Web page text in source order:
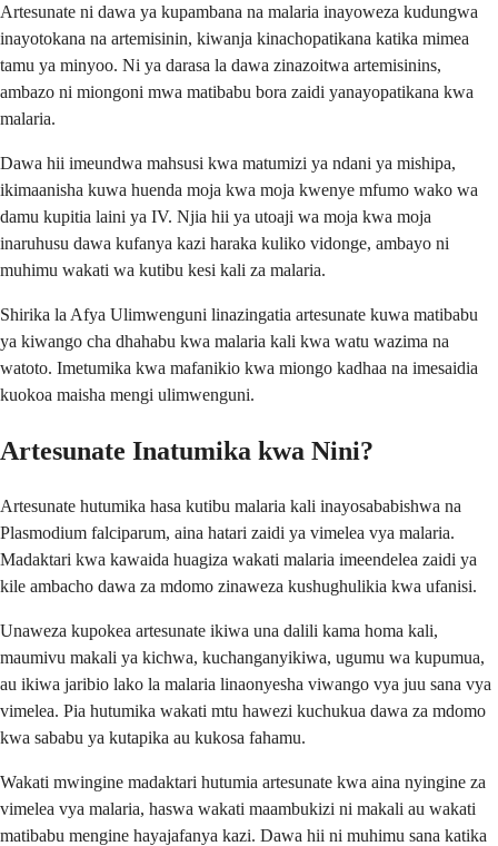
Artesunate ni dawa ya kupambana na malaria inayoweza kudungwa
inayotokana na artemisinin, kiwanja kinachopatikana katika mimea
tamu ya minyoo. Ni ya darasa la dawa zinazoitwa artemisinins,
ambazo ni miongoni mwa matibabu bora zaidi yanayopatikana kwa
malaria.
Dawa hii imeundwa mahsusi kwa matumizi ya ndani ya mishipa,
ikimaanisha kuwa huenda moja kwa moja kwenye mfumo wako wa
damu kupitia laini ya IV. Njia hii ya utoaji wa moja kwa moja
inaruhusu dawa kufanya kazi haraka kuliko vidonge, ambayo ni
muhimu wakati wa kutibu kesi kali za malaria.
Shirika la Afya Ulimwenguni linazingatia artesunate kuwa matibabu
ya kiwango cha dhahabu kwa malaria kali kwa watu wazima na
watoto. Imetumika kwa mafanikio kwa miongo kadhaa na imesaidia
kuokoa maisha mengi ulimwenguni.
Artesunate Inatumika kwa Nini?
Artesunate hutumika hasa kutibu malaria kali inayosababishwa na
Plasmodium falciparum, aina hatari zaidi ya vimelea vya malaria.
Madaktari kwa kawaida huagiza wakati malaria imeendelea zaidi ya
kile ambacho dawa za mdomo zinaweza kushughulikia kwa ufanisi.
Unaweza kupokea artesunate ikiwa una dalili kama homa kali,
maumivu makali ya kichwa, kuchanganyikiwa, ugumu wa kupumua,
au ikiwa jaribio lako la malaria linaonyesha viwango vya juu sana vya
vimelea. Pia hutumika wakati mtu hawezi kuchukua dawa za mdomo
kwa sababu ya kutapika au kukosa fahamu.
Wakati mwingine madaktari hutumia artesunate kwa aina nyingine za
vimelea vya malaria, haswa wakati maambukizi ni makali au wakati
matibabu mengine hayajafanya kazi. Dawa hii ni muhimu sana katika